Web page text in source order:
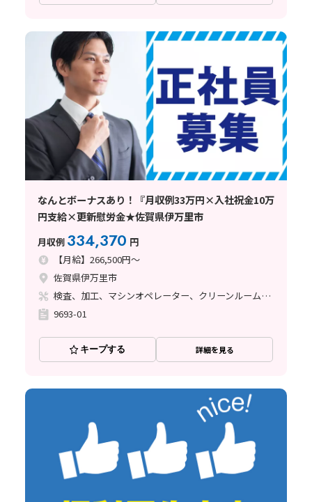
なんとボーナスあり！『月収例33万円×入社祝金10万
円支給×更新慰労金★佐賀県伊万里市
月収例 334,370 円
【月給】266,500円～
佐賀県伊万里市
検査、加工、マシンオペレーター、クリーンルーム、立ち作業
9693-01
キープする 詳細を見る